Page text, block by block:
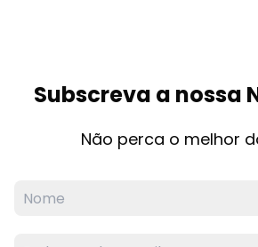
Subscreva a nossa
Não perca o melhor